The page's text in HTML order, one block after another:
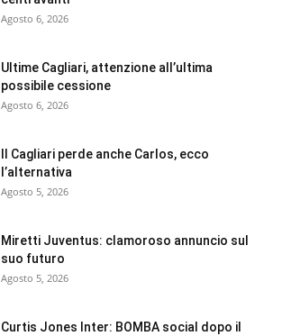
Agosto 6, 2026
Ultime Cagliari, attenzione all’ultima
possibile cessione
Agosto 6, 2026
Il Cagliari perde anche Carlos, ecco
l’alternativa
Agosto 5, 2026
Miretti Juventus: clamoroso annuncio sul
suo futuro
Agosto 5, 2026
Curtis Jones Inter: BOMBA social dopo il